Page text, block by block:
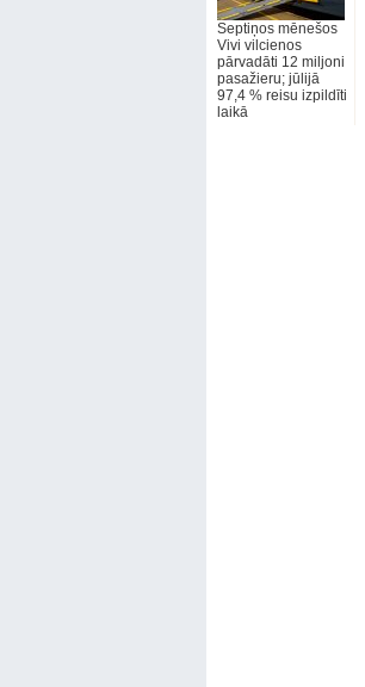
Septiņos mēnešos
Vivi vilcienos
pārvadāti 12 miljoni
pasažieru; jūlijā
97,4 % reisu izpildīti
laikā